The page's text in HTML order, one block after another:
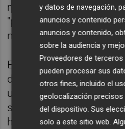
marítima" de València a
"por qué trazado va a ir y
manejará.
El jefe del Consell ha
descarta nada" y ha
unión con La Marina --
ser importante". Del
ha valorado la llegada de
y datos de navegación,
anuncios y contenido
anuncios y contenido,
sobre la audiencia y
Proveedores de terceros
pueden procesar sus
otros fines, incluido el
geolocalización
del dispositivo. Sus
solo a este sitio web.